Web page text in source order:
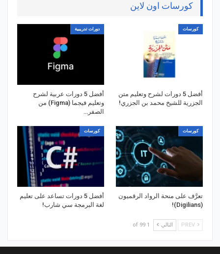
كورسات اون لاين
كورسات
أفضل 5 دورات لشرح وتعليم متن
الجزرية للشيخ محمد بن الجزري!
دورات تدريبية
أفضل 5 دورات عربية لشرح
وتعليم فيجما (Figma) من
الصفر…
كورسات
تعرَّف على منحة الرواد الرقميون
(Digilians)!
كورسات
أفضل 5 دورات تساعد على تعليم
لغة البرمجة سي شارب!
التالي 1 of 99